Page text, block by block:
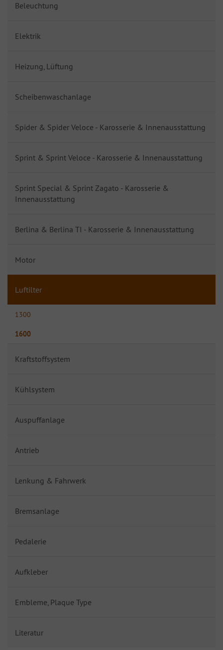
Beleuchtung
Elektrik
Heizung, Lüftung
Scheibenwaschanlage
Spider & Spider Veloce - Karosserie & Innenausstattung
Sprint & Sprint Veloce - Karosserie & Innenausstattung
Sprint Special & Sprint Zagato - Karosserie &
Innenausstattung
Berlina & Berlina TI - Karosserie & Innenausstattung
Motor
Luftilter
1300
1600
Kraftstoffsystem
Kühlsystem
Auspuffanlage
Antrieb
Lenkung & Fahrwerk
Bremsanlage
Pedalerie
Aufkleber
Embleme, Plaque Type
Literatur